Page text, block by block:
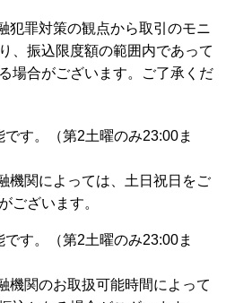
犯罪対策の観点から取引のモニ
、振込限度額の範囲内であって
場合がございます。ご了承くだ
す。（第2土曜のみ23:00ま
機関によっては、土日祝日をご
ございます。
す。（第2土曜のみ23:00ま
機関のお取扱可能時間によって